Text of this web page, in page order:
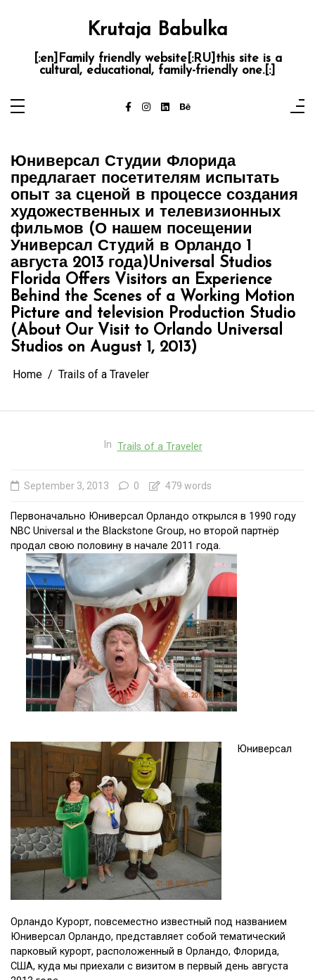
Krutaja Babulka
[:en]Family friendly website[:RU]this site is a
cultural, educational, family-friendly one.[:]
Юниверсал Студии Флорида
предлагает посетителям испытать
опыт за сценой в процессе создания
художественных и телевизионных
фильмов (О нашем посещении
Универсал Студий в Орландо 1
августа 2013 года)Universal Studios
Florida Offers Visitors an Experience
Behind the Scenes of a Working Motion
Picture and television Production Studio
(About Our Visit to Orlando Universal
Studios on August 1, 2013)
Home Trails of a Traveler
In Trails of a Traveler
September 3, 2013 0 479 words
Первоначально Юниверсал Орландо открылся в 1990 году
NBC Universal и the Blackstone Group, но второй партнёр
продал свою половину в начале 2011 года.
Юниверсал
Орландо Курорт, повсеместно известный под названием
Юниверсал Орландо, представляет собой тематический
парковый курорт, расположенный в Орландо, Флорида,
США, куда мы приехали с визитом в первый день августа